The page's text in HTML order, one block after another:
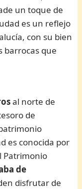
un toque de
es un reflejo
con su bien
barrocas que
al norte de
de
es conocida por
Patrimonio
de
disfrutar de